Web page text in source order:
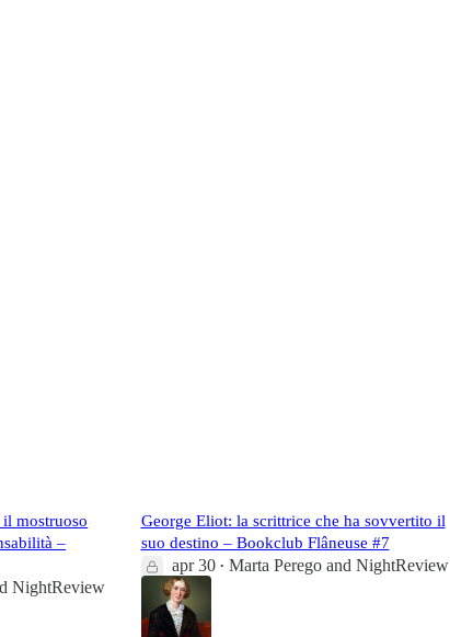
mostruoso
–
NightReview
George Eliot: la scrittrice che ha sovvertito il
suo destino – Bookclub Flâneuse #7
apr 30 • Marta Peregoand NightReview